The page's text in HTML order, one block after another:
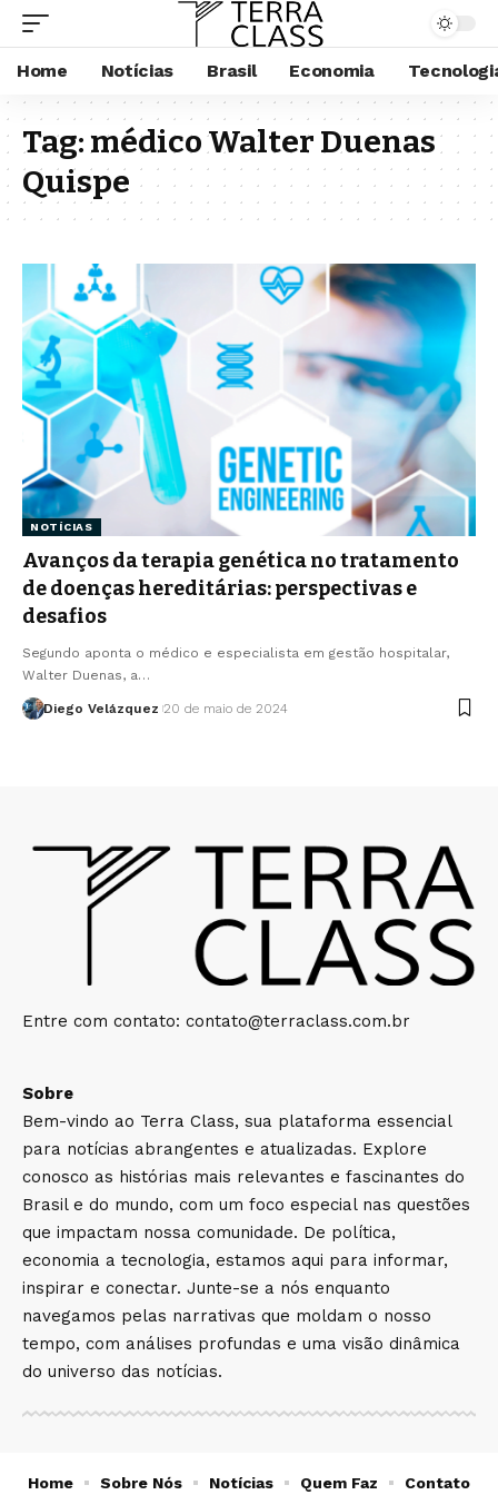
Home Notícias Brasil Economia
Tag:médico Walter Duenas
Quispe
NOTÍCIAS
Avanços da terapia genética no tratamento
de doenças hereditárias: perspectivas e
desafios
Segundo aponta o médico e especialista em gestão hospitalar,
Walter Duenas, a…
Diego Velázquez 20 de maio de 2024
Entre com contato: contato@terraclass.com.br
Sobre
Bem-vindo ao Terra Class, sua plataforma essencial
para notícias abrangentes e atualizadas. Explore
conosco as histórias mais relevantes e fascinantes do
Brasil e do mundo, com um foco especial nas questões
que impactam nossa comunidade. De política,
economia a tecnologia, estamos aqui para informar,
inspirar e conectar. Junte-se a nós enquanto
navegamos pelas narrativas que moldam o nosso
tempo, com análises profundas e uma visão dinâmica
do universo das notícias.
Home Sobre Nós Notícias Quem Faz Contato